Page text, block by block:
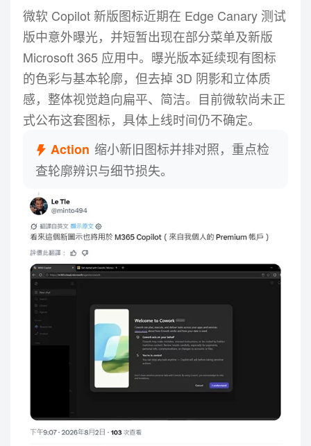
微软 Copilot 新版图标近期在 Edge Canary 测试
版中意外曝光，并短暂出现在部分菜单及新版
Microsoft 365 应用中。曝光版本延续现有图标
的色彩与基本轮廓，但去掉 3D 阴影和立体质
感，整体视觉趋向扁平、简洁。目前微软尚未正
式公布这套图标，具体上线时间仍不确定。
Action 缩小新旧图标并排对照，重点检
查轮廓辨识与细节损失。
06
特斯拉计划开放 Model S/X 设计
与软件资料！维修生态或将受益
马斯克宣布，特斯拉计划参照初代 Roadster 的做法，
两款车型已于今年结束生产，原产线空间将转向
协议尚未公布，参考 Roadster 此前公开内容，后续资
料可能为车主、独立维修机构及工程人员提供诊断与技
术参考。
华尔街“无畏女孩”推出全新品牌
形象！从公共雕塑延展为独立品牌
完整品牌，由 Rudy 联合 Odd Shaped Objects 打造新
视觉体系，覆盖标志、网站、社交媒体与公益周边。设